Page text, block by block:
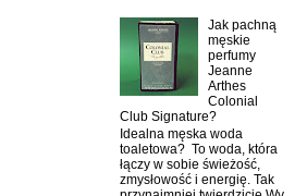
Jak pachną
męskie
perfumy
Jeanne
Arthes
Colonial
Club Signature?
Idealna męska woda
toaletowa? To woda, która
łączy w sobie świeżość,
zmysłowość i energię. Tak